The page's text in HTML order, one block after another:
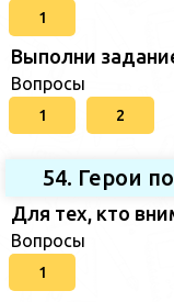
1
Выполни
Вопросы
1 2
54. Герои
Для тех, кто
Вопросы
1